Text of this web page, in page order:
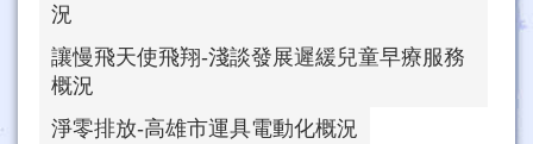
況
讓慢飛天使飛翔-淺談發展遲緩兒童早療服務
概況
淨零排放-高雄市運具電動化概況